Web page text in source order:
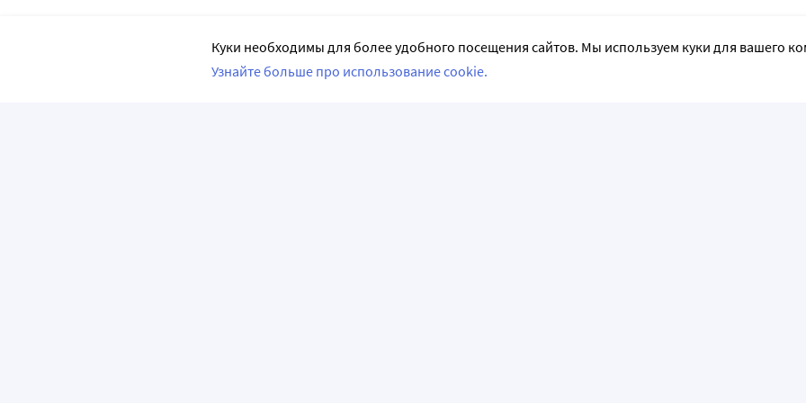
Куки необходимы для более удобного посещения сайтов. Мы используем куки для вашего
Узнайте больше про использование cookie.